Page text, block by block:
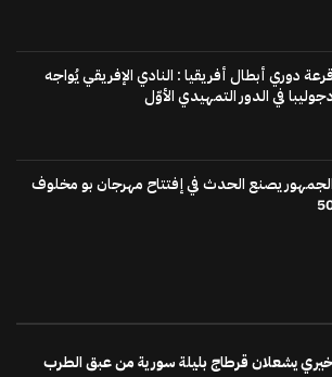
قرعة دوري أبطال أفريقيا : النادي الإفريقي يُواجه
دجوليبا في الدور التمهيدي الأوّل
الجمهور يصنع الحدث في إفتتاح مهرجان بو مخلوف
يشعلان قرطاج بليلة سورية من عبق الطرب